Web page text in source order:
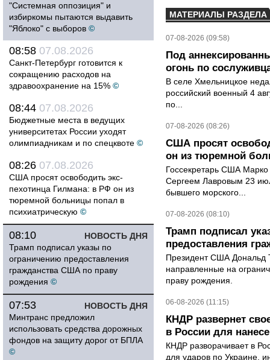
"Системная оппозиция" и
избиркомы пытаются выдавить
"Яблоко" с выборов ©
08:58 07.08.2026
Санкт-Петербург готовится к
сокращению расходов на
здравоохранение на 15% ©
08:44 07.08.2026
Бюджетные места в ведущих
университетах России уходят
олимпиадникам и по спецквоте ©
08:26 07.08.2026
США просят освободить экс-
пехотинца Гилмана: в РФ он из
тюремной больницы попал в
психиатрическую ©
НОВОСТЬ ДНЯ
08:10
Трамп подписал указы по
ограничению предоставления
гражданства США по праву
рождения ©
НОВОСТЬ ДНЯ
07:53
Минтранс предложил
использовать средства дорожных
фондов на защиту дорог от БПЛА
©
МАТЕРИАЛЫ РАЗДЕЛА
07-08-2026 (09:58)
Под
огонь по
В селе Хмельницкое
российский военный 4
по...
07-08-2026 (08:26)
США просят
он из тюремной
Госсекретарь США
Сергеем Лавровым 23
бывшего морского...
07-08-2026 (08:10)
Трамп подписал
предоставления
Президент США Дональд
направленные на
праву рождения.
06-08-2026 (11:15)
КНДР развернет
в России для
КНДР разворачивает в
для ударов по Украине,